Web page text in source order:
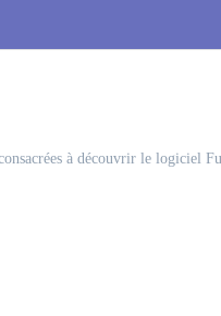
à découvrir le logiciel